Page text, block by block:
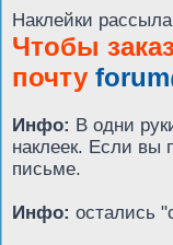
Наклейки
Чтобы
почту
Инфо: В одни
наклеек. Если вы
письме.
Инфо: остались